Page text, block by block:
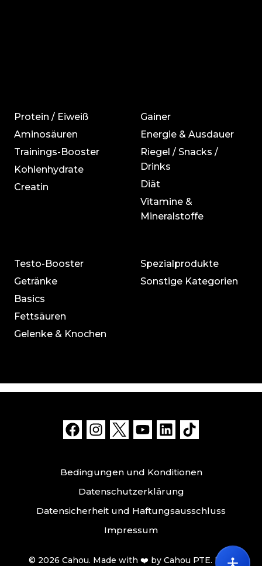
Protein / Eiweiß
Aminosäuren
Trainings-Booster
Kohlenhydrate
Creatin
Gainer
Energie & Ausdauer
Riegel / Snacks /
Drinks
Diät
Vitamine &
Mineralstoffe
Testo-Booster
Getränke
Basics
Fettsäuren
Gelenke & Knochen
Spezialprodukte
Sonstige Kategorien
Bedingungen und Konditionen
Datenschutzerklärung
Datensicherheit und Haftungsausschluss
Impressum
© 2026 Cahou. Made with ❤️ by Cahou PTE. LTD.